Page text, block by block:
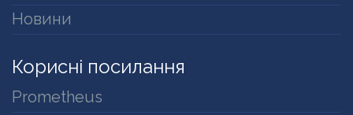
Новини
Корисні посилання
Prometheus